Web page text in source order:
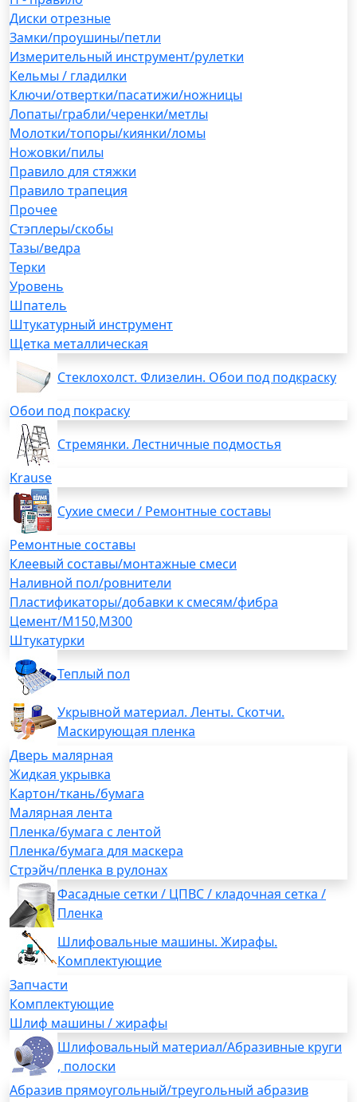
Диски отрезные
Замки/проушины/петли
Измерительный инструмент/рулетки
Кельмы / гладилки
Ключи/отвертки/пасатижи/ножницы
Лопаты/грабли/черенки/метлы
Молотки/топоры/киянки/ломы
Ножовки/пилы
Правило для стяжки
Правило трапеция
Прочее
Стэплеры/скобы
Тазы/ведра
Терки
Уровень
Шпатель
Штукатурный инструмент
Щетка металлическая
Стеклохолст. Флизелин. Обои под подкраску
Обои под покраску
Стремянки. Лестничные подмостья
Krause
Сухие смеси / Ремонтные составы
Ремонтные составы
Клеевый составы/монтажные смеси
Наливной пол/ровнители
Пластификаторы/добавки к смесям/фибра
Цемент/М150,М300
Штукатурки
Теплый пол
Укрывной материал. Ленты. Скотчи.
Маскирующая пленка
Дверь малярная
Жидкая укрывка
Картон/ткань/бумага
Малярная лента
Пленка/бумага с лентой
Пленка/бумага для маскера
Стрэйч/пленка в рулонах
Фасадные сетки / ЦПВС / кладочная сетка /
Пленка
Шлифовальные машины. Жирафы.
Комплектующие
Запчасти
Комплектующие
Шлиф машины / жирафы
Шлифовальный материал/Абразивные круги
, полоски
Абразив прямоугольный/треугольный абразив